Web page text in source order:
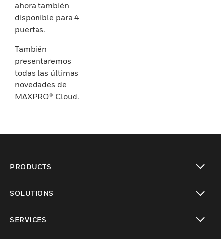
ahora también
disponible para 4
puertas.
También
presentaremos
todas las últimas
novedades de
MAXPRO® Cloud.
PRODUCTS
SOLUTIONS
SERVICES